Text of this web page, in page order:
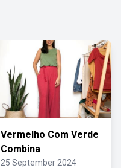
Vermelho Com Verde
Combina
25 September 2024